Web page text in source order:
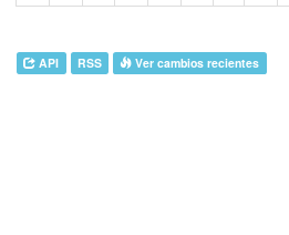
API RSS Ver cambios recientes